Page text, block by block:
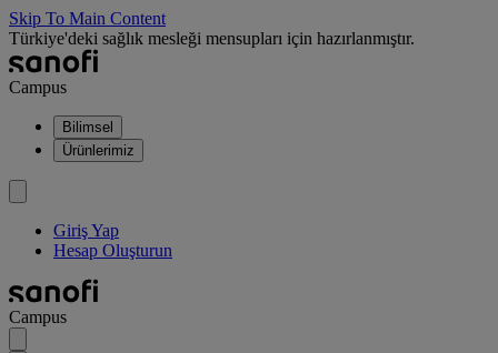
Skip To Main Content
Türkiye'deki sağlık mesleği mensupları için hazırlanmıştır.
Campus
Bilimsel
Ürünlerimiz
Giriş Yap
Hesap Oluşturun
Campus